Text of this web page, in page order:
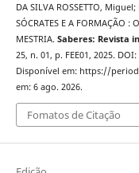
DA SILVA ROSSETTO,
SÓCRATES E A FORMAÇÃO :
MESTRIA. Saberes: Revista
25, n. 01, p. FEE01, 2025.
Disponível em: https://
em: 6 ago. 2026.
Fomatos de Citação